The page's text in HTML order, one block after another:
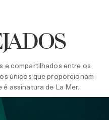
e compartilhados entre os
únicos que proporcionam
assinatura de La Mer.